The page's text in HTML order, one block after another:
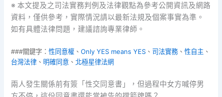
※ 本文提及之司法實務判例及法律觀點為參考公開資訊及網路
資料，僅供參考，實際情況請以最新法規及個案事實為準。
如有具體法律問題，建議諮詢專業律師。
###關鍵字：性同意權 、Only YES means YES 、 司法實務 、性自主 、
台灣法律 、 明確同意 、北極星律法網
兩人發生關係前有簽「性交同意書」，但過程中女方喊停男